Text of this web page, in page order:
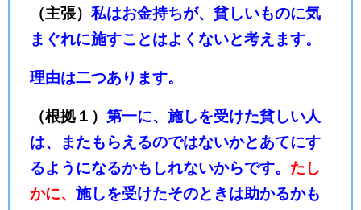
（主張） 私はお金持ちが、貧しいものに気
まぐれに施すことはよくないと考えます。
理由は二つあります。
（根拠１） 第一に、施しを受けた貧しい人
は、またもらえるのではないかとあてにす
るようになるかもしれないからです。 たし
かに、 施しを受けたそのときは助かるかも